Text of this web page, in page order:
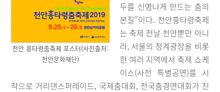
천안 흥타령춤축제 포스터(사진출처:
천안문화재단)
두를 신명나게 만드는 춤의
본질”이다. 천안흥타령축제
는 축제 전날 천안뿐만 아니
라, 서울의 청계광장을 비롯
한 여러 지역에서 축제 쇼케
이스(사전 특별공연)를 시
작으로 거리댄스퍼레이드, 국제춤대회, 전국춤경연대회가 진